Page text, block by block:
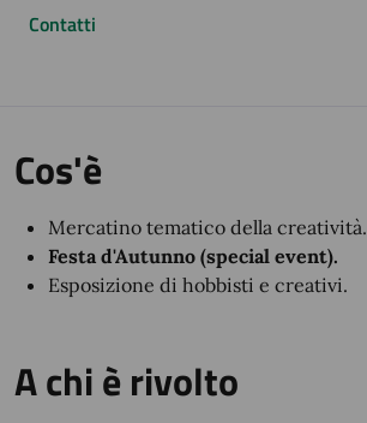
Contatti
Cos'è
Mercatino tematico della creatività.
Festa d'Autunno (special event).
Esposizione di hobbisti e creativi.
A chi è rivolto